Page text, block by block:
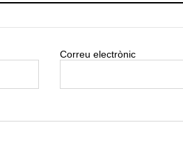
Correu electrònic